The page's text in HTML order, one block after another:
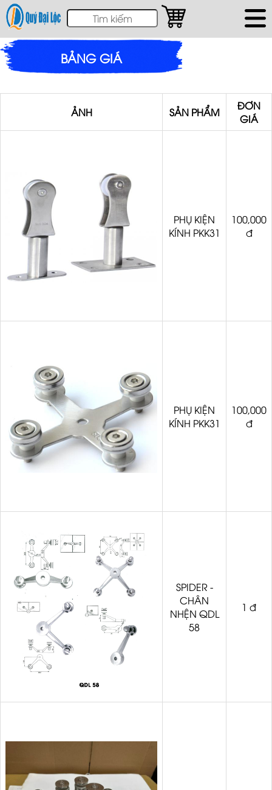
BẢNG GIÁ
ẢNH SẢN PHẨM
ĐƠN
GIÁ
PHỤ KIỆN
KÍNH PKK31
100,000
đ
PHỤ KIỆN
KÍNH PKK31
100,000
đ
SPIDER -
CHÂN
NHỆN QDL
58
1 đ